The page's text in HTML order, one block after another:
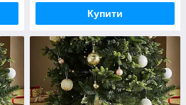
Купити